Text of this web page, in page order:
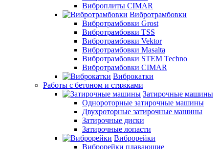
Виброплиты CIMAR
Вибротрамбовки
Вибротрамбовки Grost
Вибротрамбовки TSS
Вибротрамбовки Vektor
Вибротрамбовки Masalta
Вибротрамбовки STEM Techno
Вибротрамбовки CIMAR
Виброкатки
Работы с бетоном и стяжками
Затирочные машины
Однороторные затирочные машины
Двухроторные затирочные машины
Затирочные диски
Затирочные лопасти
Виброрейки
Виброрейки плавающие